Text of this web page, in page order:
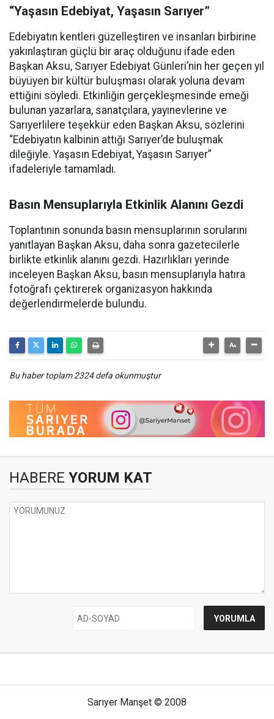
“Yaşasın Edebiyat, Yaşasın Sarıyer”
Edebiyatın kentleri güzelleştiren ve insanları birbirine
yakınlaştıran güçlü bir araç olduğunu ifade eden
Başkan Aksu, Sarıyer Edebiyat Günleri’nin her geçen yıl
büyüyen bir kültür buluşması olarak yoluna devam
ettiğini söyledi. Etkinliğin gerçekleşmesinde emeği
bulunan yazarlara, sanatçılara, yayınevlerine ve
Sarıyerlilere teşekkür eden Başkan Aksu, sözlerini
“Edebiyatın kalbinin attığı Sarıyer’de buluşmak
dileğiyle. Yaşasın Edebiyat, Yaşasın Sarıyer”
ifadeleriyle tamamladı.
Basın Mensuplarıyla Etkinlik Alanını Gezdi
Toplantının sonunda basın mensuplarının sorularını
yanıtlayan Başkan Aksu, daha sonra gazetecilerle
birlikte etkinlik alanını gezdi. Hazırlıkları yerinde
inceleyen Başkan Aksu, basın mensuplarıyla hatıra
fotoğrafı çektirerek organizasyon hakkında
değerlendirmelerde bulundu.
Bu haber toplam 2324 defa okunmuştur
HABERE YORUM KAT
Sarıyer Manşet © 2008